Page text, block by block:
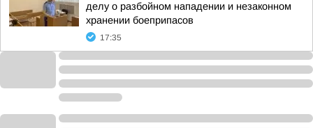
делу о разбойном нападении и незаконном
хранении боеприпасов
17:35